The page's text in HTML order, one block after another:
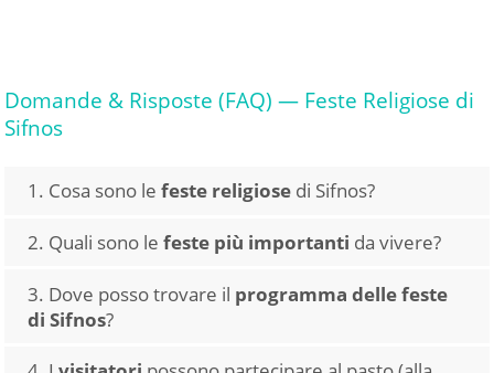
Domande & Risposte (FAQ) — Feste Religiose di
Sifnos
1. Cosa sono lefeste religiose di Sifnos?
2. Quali sono lefeste più importanti da vivere?
3. Dove posso trovare il programma delle feste
di Sifnos?